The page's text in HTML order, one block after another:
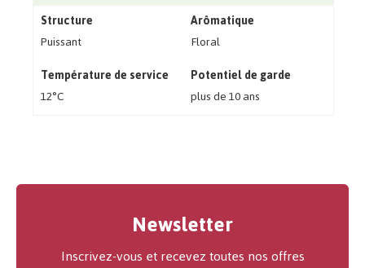
Structure
Puissant
Arômatique
Floral
Température de service
12°C
Potentiel de garde
plus de 10 ans
Newsletter
Inscrivez-vous et recevez toutes nos offres